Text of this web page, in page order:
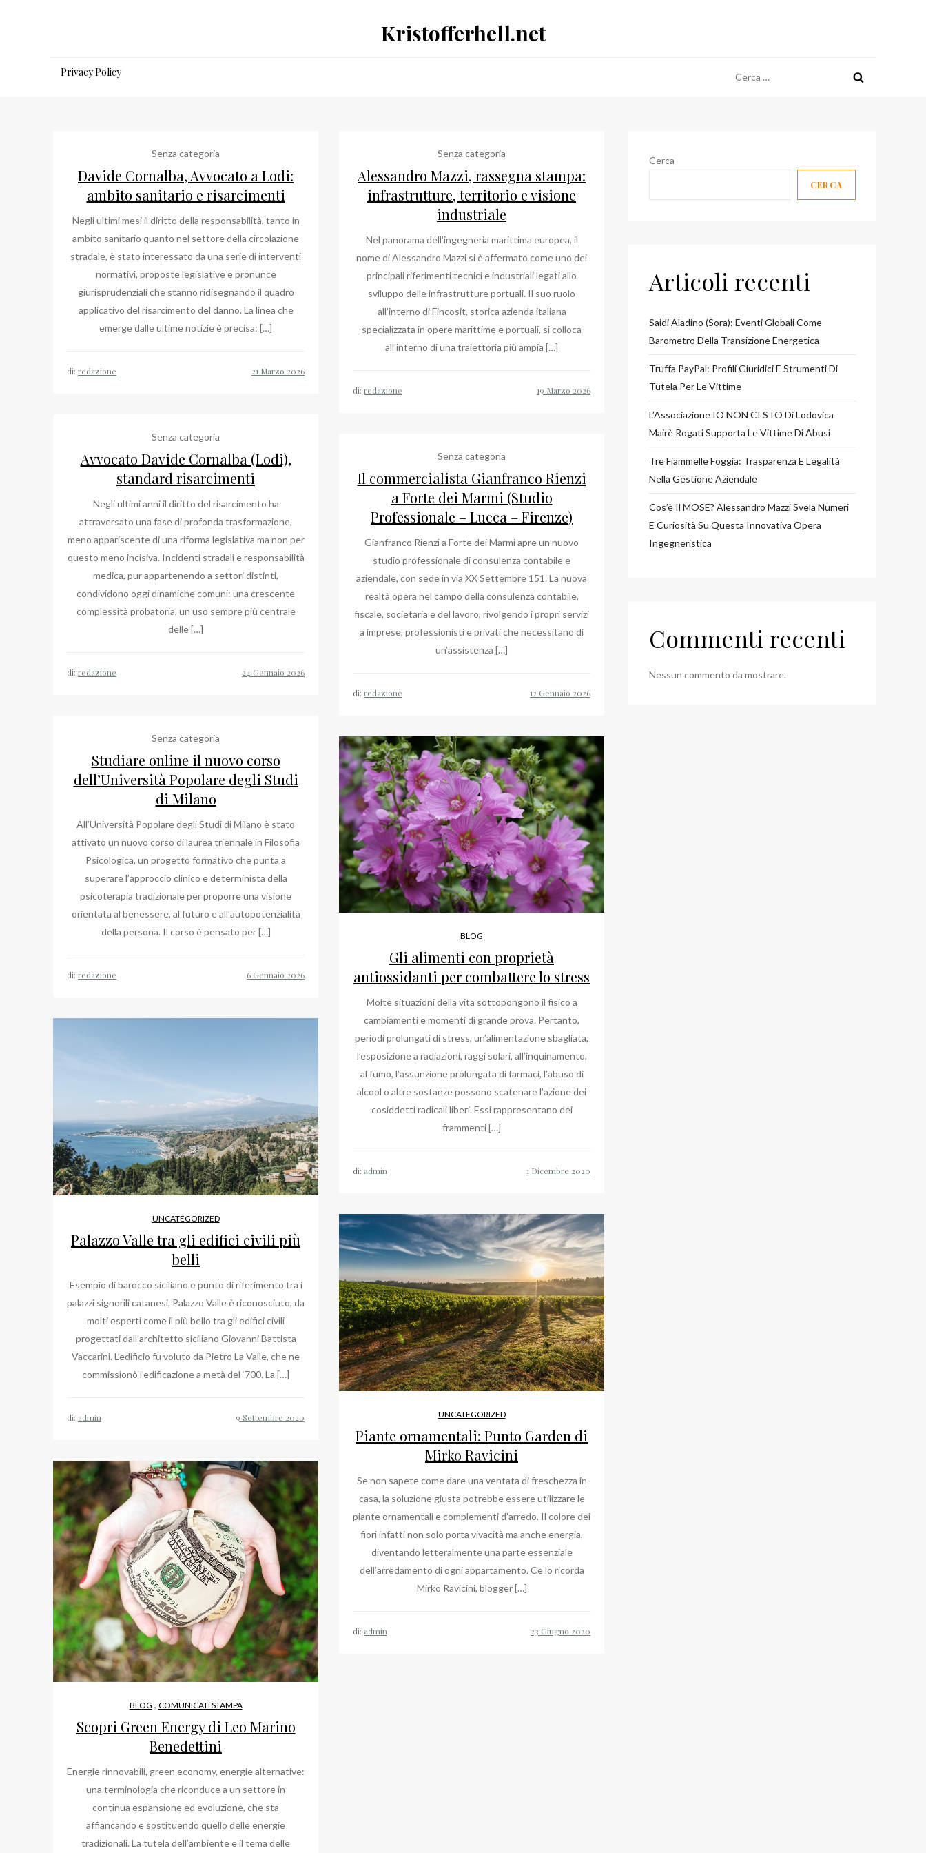
Kristofferhell.net
Privacy Policy
per:
Senza categoria
Davide Cornalba, Avvocato a Lodi:
ambito sanitario e risarcimenti
Negli ultimi mesi il diritto della responsabilità, tanto in
ambito sanitario quanto nel settore della circolazione
stradale, è stato interessato da una serie di interventi
normativi, proposte legislative e pronunce
giurisprudenziali che stanno ridisegnando il quadro
applicativo del risarcimento del danno. La linea che
emerge dalle ultime notizie è precisa: […]
di: redazione
Senza categoria
Alessandro Mazzi, rassegna stampa:
infrastrutture, territorio e visione
industriale
Nel panorama dell’ingegneria marittima europea, il
nome di Alessandro Mazzi si è affermato come uno dei
principali riferimenti tecnici e industriali legati allo
sviluppo delle infrastrutture portuali. Il suo ruolo
all’interno di Fincosit, storica azienda italiana
specializzata in opere marittime e portuali, si colloca
all’interno di una traiettoria più ampia […]
di: redazione
Senza categoria
Avvocato Davide Cornalba (Lodi),
standard risarcimenti
Negli ultimi anni il diritto del risarcimento ha
attraversato una fase di profonda trasformazione,
meno appariscente di una riforma legislativa ma non per
questo meno incisiva. Incidenti stradali e responsabilità
medica, pur appartenendo a settori distinti,
condividono oggi dinamiche comuni: una crescente
complessità probatoria, un uso sempre più centrale
delle […]
di: redazione
Senza categoria
Il commercialista Gianfranco Rienzi
a Forte dei Marmi (Studio
Professionale – Lucca – Firenze)
Gianfranco Rienzi a Forte dei Marmi apre un nuovo
studio professionale di consulenza contabile e
aziendale, con sede in via XX Settembre 151. La nuova
realtà opera nel campo della consulenza contabile,
fiscale, societaria e del lavoro, rivolgendo i propri servizi
a imprese, professionisti e privati che necessitano di
un’assistenza […]
di: redazione
Senza categoria
Studiare online il nuovo corso
dell’Università Popolare degli Studi
di Milano
All’Università Popolare degli Studi di Milano è stato
attivato un nuovo corso di laurea triennale in Filosofia
Psicologica, un progetto formativo che punta a
superare l’approccio clinico e determinista della
psicoterapia tradizionale per proporre una visione
orientata al benessere, al futuro e all’autopotenzialità
della persona. Il corso è pensato per […]
di: redazione
BLOG
Gli alimenti con proprietà
antiossidanti per combattere lo stress
Molte situazioni della vita sottopongono il fisico a
cambiamenti e momenti di grande prova. Pertanto,
periodi prolungati di stress, un’alimentazione sbagliata,
l’esposizione a radiazioni, raggi solari, all’inquinamento,
al fumo, l’assunzione prolungata di farmaci, l’abuso di
alcool o altre sostanze possono scatenare l’azione dei
cosiddetti radicali liberi. Essi rappresentano dei
frammenti […]
di: admin
UNCATEGORIZED
Palazzo Valle tra gli edifici civili più
belli
Esempio di barocco siciliano e punto di riferimento tra i
palazzi signorili catanesi, Palazzo Valle è riconosciuto, da
molti esperti come il più bello tra gli edifici civili
progettati dall’architetto siciliano Giovanni Battista
Vaccarini. L’edificio fu voluto da Pietro La Valle, che ne
commissionò l’edificazione a metà del ‘700. La […]
di: admin UNCATEGORIZED
Piante ornamentali: Punto Garden di
Mirko Ravicini
Se non sapete come dare una ventata di freschezza in
casa, la soluzione giusta potrebbe essere utilizzare le
piante ornamentali e complementi d’arredo. Il colore dei
fiori infatti non solo porta vivacità ma anche energia,
diventando letteralmente una parte essenziale
dell’arredamento di ogni appartamento. Ce lo ricorda
Mirko Ravicini, blogger […]
di: admin
BLOG , COMUNICATI STAMPA
Scopri Green Energy di Leo Marino
Benedettini
Energie rinnovabili, green economy, energie alternative:
una terminologia che riconduce a un settore in
continua espansione ed evoluzione, che sta
affiancando e sostituendo quello delle energie
tradizionali. La tutela dell’ambiente e il tema delle
Cerca
CERCA
Articoli recenti
Saidi Aladino (Sora): Eventi Globali Come
Barometro Della Transizione Energetica
Truffa PayPal: Profili Giuridici E Strumenti Di
Tutela Per Le Vittime
L’Associazione IO NON CI STO Di Lodovica
Mairè Rogati Supporta Le Vittime Di Abusi
Tre Fiammelle Foggia: Trasparenza E Legalità
Nella Gestione Aziendale
Cos’è Il MOSE? Alessandro Mazzi Svela Numeri
E Curiosità Su Questa Innovativa Opera
Ingegneristica
Commenti recenti
Nessun commento da mostrare.